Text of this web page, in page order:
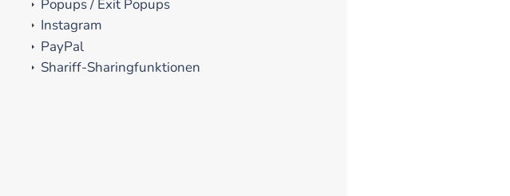
Popups / Exit Popups
Instagram
PayPal
Shariff-Sharingfunktionen